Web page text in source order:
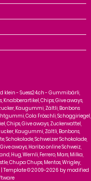
klein - Suess24.ch - Gummibärli,
Chips, Give aways,
Kaugummi, Zältli, Bonbons
Cola Fröschli, Schoggiriegel,
Chips, Give aways, Zuckerwattel,
Kaugummi, Zältli, Bonbons,
Schokolade, Schweizer Schokolade,
aways, Haribo online Schweiz,
Hug, Wernli, Ferrero, Mars, Milka,
Chupa Chups, Mentos, Wrigley,
| Template © 2009-2026 by modified